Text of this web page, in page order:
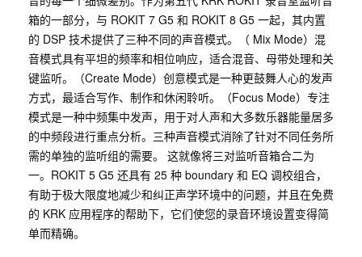
箱的一部分，与 ROKIT 7 G5 和 ROKIT 8 G5 一起，其内置
的 DSP 技术提供了三种不同的声音模式。（ Mix Mode）混
音模式具有平坦的频率和相位响应，适合混音、母带处理和关
键监听。（Create Mode）创意模式是一种更鼓舞人心的发声
方式，最适合写作、制作和休闲聆听。（Focus Mode）专注
模式是一种中频集中发声，用于对人声和大多数乐器能量居多
的中频段进行重点分析。三种声音模式消除了针对不同任务所
需的单独的监听组的需要。 这就像将三对监听音箱合二为
一。ROKIT 5 G5 还具有 25 种 boundary 和 EQ 调校组合，
有助于极大限度地减少和纠正声学环境中的问题，并且在免费
的 KRK 应用程序的帮助下，它们使您的录音环境设置变得简
单而精确。